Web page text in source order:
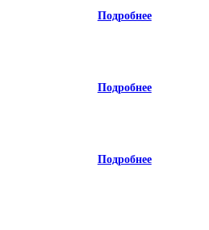
Подробнее
Подробнее
Подробнее